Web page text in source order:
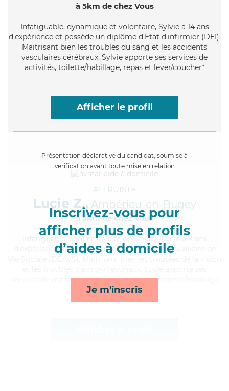
à 5km de chez Vous
Infatiguable, dynamique et volontaire, Sylvie a 14 ans
d'expérience et possède un diplôme d'Etat d'infirmier (DEI).
Maitrisant bien les troubles du sang et les accidents
vasculaires cérébraux, Sylvie apporte ses services de
activités, toilette/habillage, repas et lever/coucher*
Afficher le profil
Présentation déclarative du candidat, soumise à
vérification avant toute mise en relation
Inscrivez-vous pour
afficher plus de profils
d’aides à domicile
Je m'inscris
ALTRUISTE
Lucie Z., Ambérieu-en-Bugey
à 5km de chez Vous
, coopérative et optimiste, Lucie a 7 ans
d'expérience et possède un diplôme d'État d'Auxiliaire de
services de ménage, surveillance de nuit, toilette/habillage
et transports*